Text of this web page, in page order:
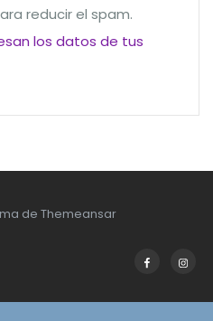
reducir el spam.
los datos de tus
de Themeansar
Facebook